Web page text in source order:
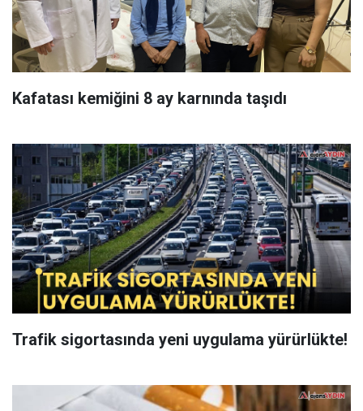
Kafatası kemiğini 8 ay karnında taşıdı
Trafik sigortasında yeni uygulama yürürlükte!